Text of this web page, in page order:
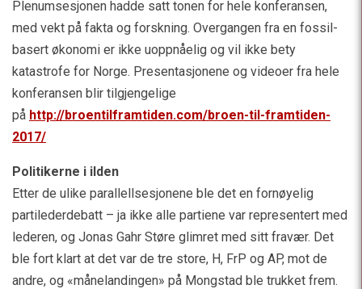
Plenumsesjonen hadde satt tonen for hele konferansen,
med vekt på fakta og forskning. Overgangen fra en fossil-
basert økonomi er ikke uoppnåelig og vil ikke bety
katastrofe for Norge. Presentasjonene og videoer fra hele
konferansen blir tilgjengelige
på http://broentilframtiden.com/broen-til-framtiden-
2017/
Politikerne i ilden
Etter de ulike parallellsesjonene ble det en fornøyelig
partilederdebatt – ja ikke alle partiene var representert med
lederen, og Jonas Gahr Støre glimret med sitt fravær. Det
ble fort klart at det var de tre store, H, FrP og AP, mot de
andre, og «månelandingen» på Mongstad ble trukket frem.